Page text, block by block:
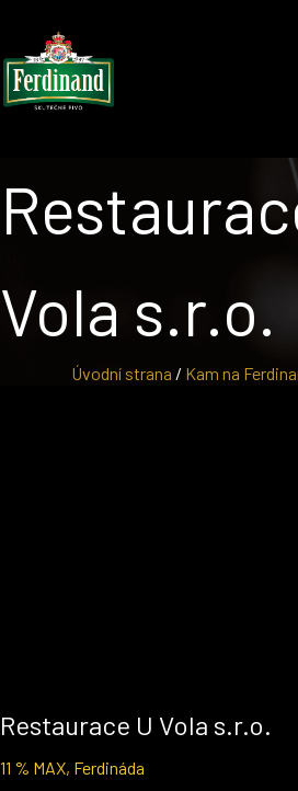
Úvodní strana / Kam na
Vola s.r.o.
Restaurace U Vola s.r.o.
11 % MAX, Ferdináda